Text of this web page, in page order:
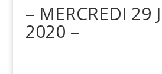
– MERCREDI 29
2020 –